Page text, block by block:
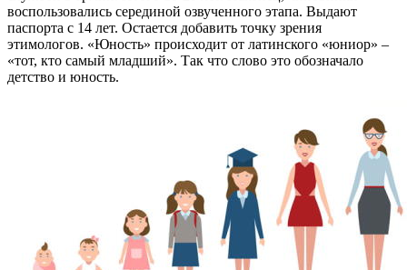
воспользовались серединой озвученного этапа. Выдают
паспорта с 14 лет. Остается добавить точку зрения
этимологов. «Юность» происходит от латинского «юниор» –
«тот, кто самый младший». Так что слово это обозначало
детство и юность.